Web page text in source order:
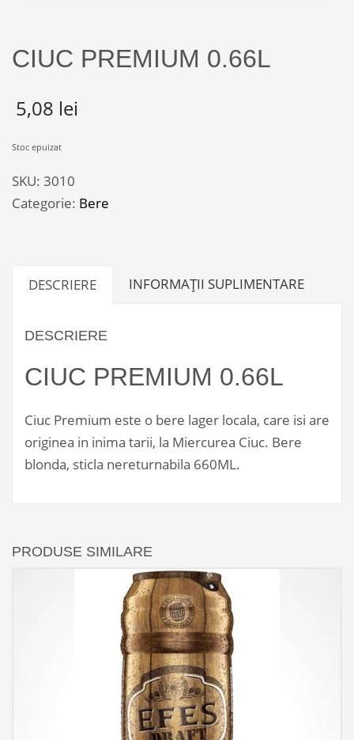
CIUC PREMIUM 0.66L
5,08 lei
Stoc epuizat
SKU: 3010
Categorie: Bere
DESCRIERE INFORMAȚII SUPLIMENTARE
DESCRIERE
CIUC PREMIUM 0.66L
Ciuc Premium este o bere lager locala, care isi are
originea in inima tarii, la Miercurea Ciuc. Bere
blonda, sticla nereturnabila 660ML.
PRODUSE SIMILARE